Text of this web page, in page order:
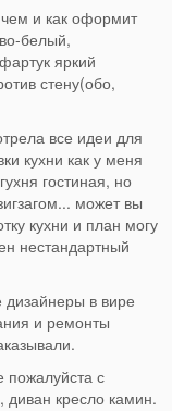
и как оформит
белый,
яркий
стену(обо,
все идеи для
кухни как у меня
гостиная, но
может вы
кухни и план могу
нестандартный
в вире
и ремонты
пожалуйста с
диван кресло камин.